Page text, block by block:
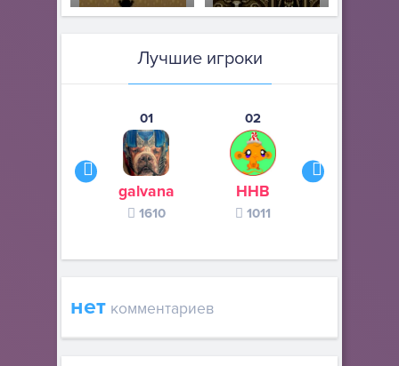
Лучшие игроки
01
galvana
1610
02
ННВ
1011
нет комментариев